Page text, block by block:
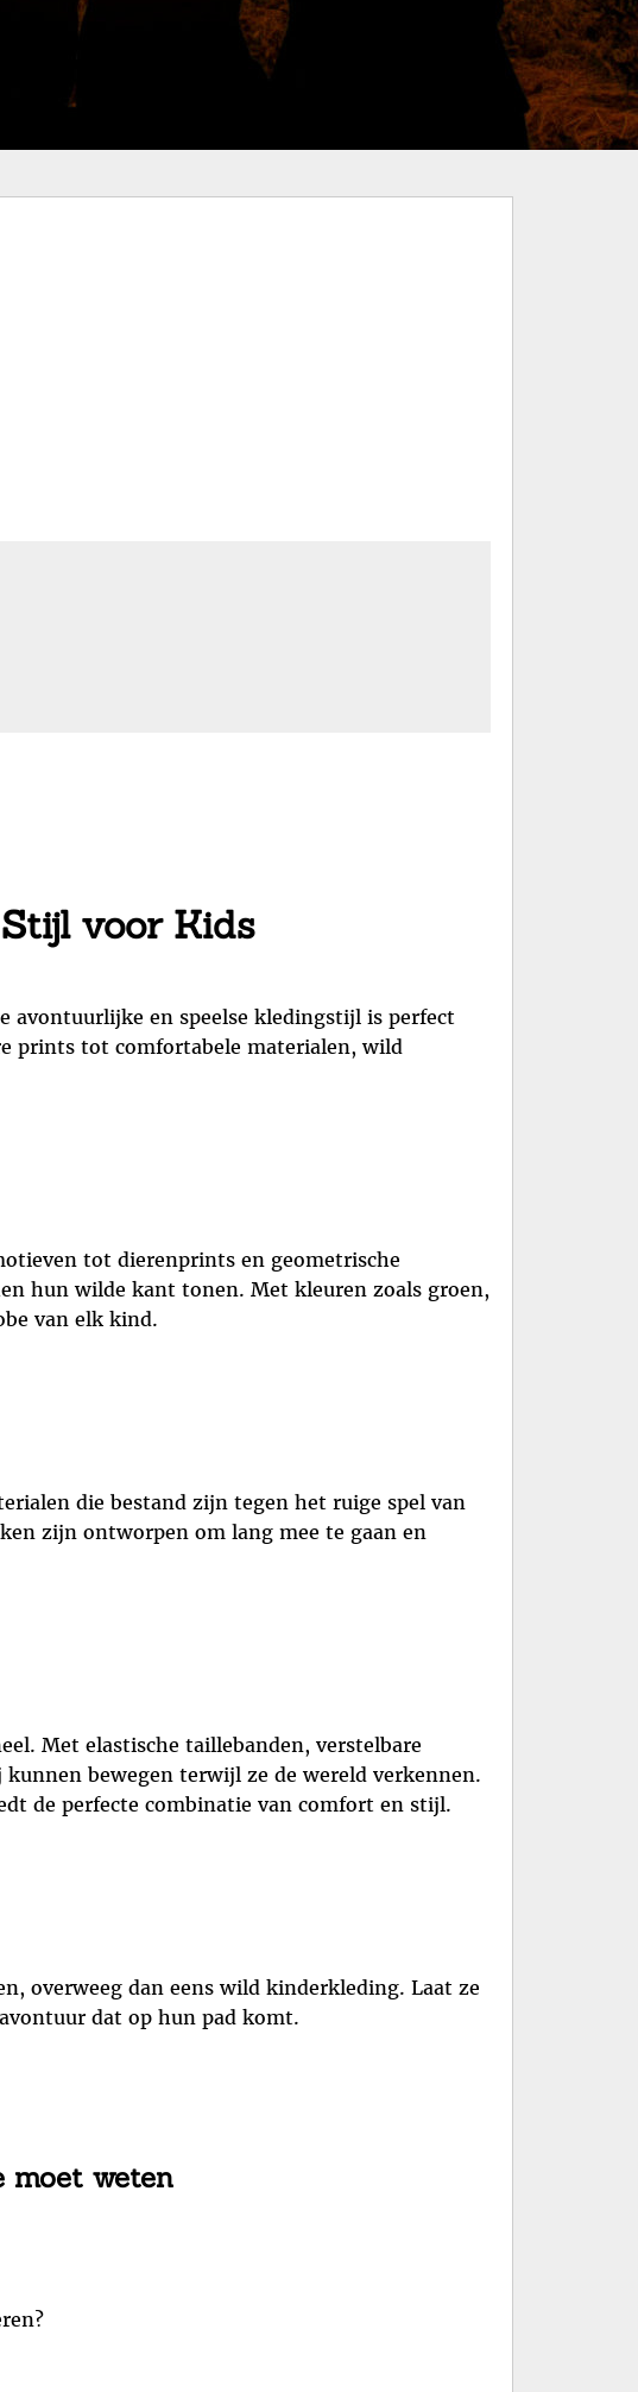
voor Kids
avontuurlijke en speelse kledingstijl is perfect
prints tot comfortabele materialen, wild
tot dierenprints en geometrische
hun wilde kant tonen. Met kleuren zoals groen,
van elk kind.
die bestand zijn tegen het ruige spel van
zijn ontworpen om lang mee te gaan en
Met elastische taillebanden, verstelbare
bewegen terwijl ze de wereld verkennen.
de perfecte combinatie van comfort en stijl.
overweeg dan eens wild kinderkleding. Laat ze
dat op hun pad komt.
moet weten